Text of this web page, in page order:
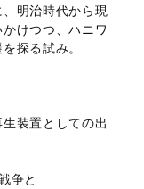
明治時代から現
けつつ、ハニワ
探る試み。
装置としての出
争と